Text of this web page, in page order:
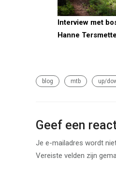
Interview met
Hanne Tersmette
blog mtb up/
Geef een
Je e-mailadres wordt
Vereiste velden zijn